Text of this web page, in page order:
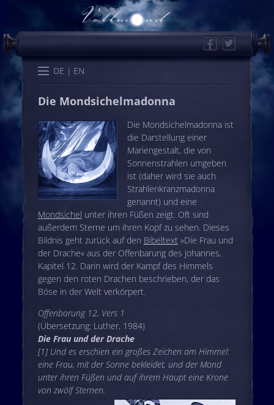
FacebookTwitter
DE EN
Start Kalender Karten
Die Mondsichelmadonna
Die Mondsichelmadonna ist
die Darstellung einer
Mariengestalt, die von
Sonnenstrahlen umgeben
ist (daher wird sie auch
Strahlenkranzmadonna
genannt) und eine
Mondsichel unter ihren Füßen zeigt. Oft sind
außerdem Sterne um ihren Kopf zu sehen. Dieses
Bildnis geht zurück auf den Bibeltext»Die Frau und
der Drache« aus der Offenbarung des Johannes,
Kapitel 12. Darin wird der Kampf des Himmels
gegen den roten Drachen beschrieben, der das
Böse in der Welt verkörpert.
Offenbarung 12, Vers 1
(Übersetzung: Luther, 1984)
Die Frau und der Drache
[1] Und es erschien ein großes Zeichen am Himmel:
eine Frau, mit der Sonne bekleidet, und der Mond
unter ihren Füßen und auf ihrem Haupt eine Krone
von zwölf Sternen.